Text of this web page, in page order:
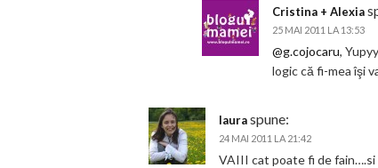
Cristina + Alexia
25 MAI 2011 LA 13:53
@g.cojocaru,
logic că fi-mea îşi
lauraspune:
24 MAI 2011 LA 21:42
VAIII cat poate fi de